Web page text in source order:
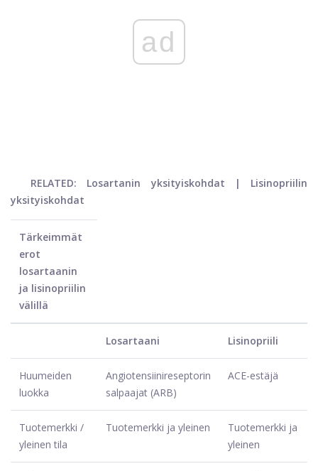
ad
RELATED: Losartanin yksityiskohdat | Lisinopriilin
yksityiskohdat
Tärkeimmät
erot
losartaanin
ja lisinopriilin
välillä
Losartaani Lisinopriili
Huumeiden
luokka
Angiotensiinireseptorin
salpaajat (ARB)
ACE-estäjä
Tuotemerkki /
yleinen tila
Tuotemerkki ja yleinen
Tuotemerkki ja
yleinen